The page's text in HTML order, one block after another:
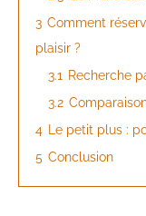
3 Comment
plaisir ?
3.1 Recherche
3.2
4 Le petit plus :
5 Conclusion